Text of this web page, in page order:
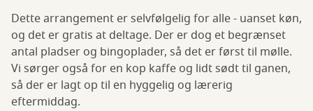
Dette arrangement er selvfølgelig for alle - uanset køn,
og det er gratis at deltage. Der er dog et begrænset
antal pladser og bingoplader, så det er først til mølle.
Vi sørger også for en kop kaffe og lidt sødt til ganen,
så der er lagt op til en hyggelig og lærerig
eftermiddag.